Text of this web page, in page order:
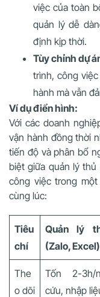
việc của toàn
quản lý dễ
định kịp thời.
Tùy chỉnh dự
trình, công
hành mà vẫn
Ví dụ điển hình:
Với các doanh
vận hành đồng thời
tiến độ và phân bổ
biệt giữa quản lý
công việc trong
cùng lúc:
Tiêu
chí
Quản lý
(Zalo, Excel)
The
o dõi
Tốn 2-3h/
cứu, nhập